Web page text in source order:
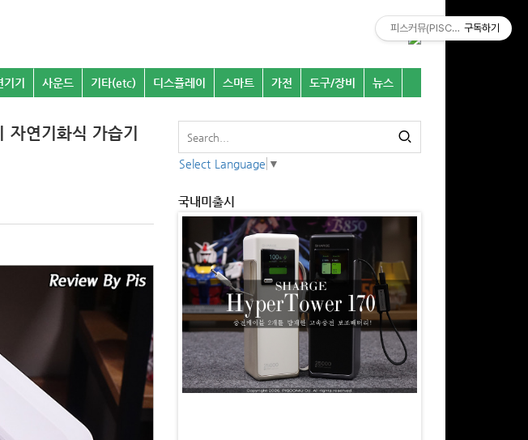
기 사운드 기타(etc) 디스플레이 스마트 가전 도구/장비 뉴스
연기화식 가습기
Select Language ▼
국내미출시
피스커뮤(PISCOMU)구독하기